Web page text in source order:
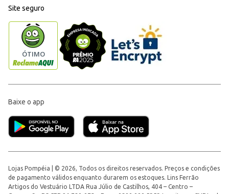
Site seguro
Baixe o app
Lojas Pompéia | © 2026, Todos os direitos reservados. Preços e condições
de pagamento válidos enquanto durarem os estoques. Lins Ferrão
Artigos do Vestuário LTDA Rua Júlio de Castilhos, 404 – Centro –